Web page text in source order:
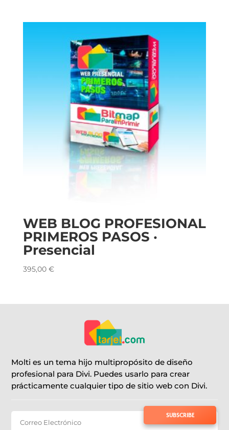
WEB BLOG PROFESIONAL
PRIMEROS PASOS ·
Presencial
395,00 €
Molti es un tema hijo multipropósito de diseño
profesional para Divi. Puedes usarlo para crear
prácticamente cualquier tipo de sitio web con Divi.
SUBSCRIBE TO NEWSLETTER SUBSCRIBE